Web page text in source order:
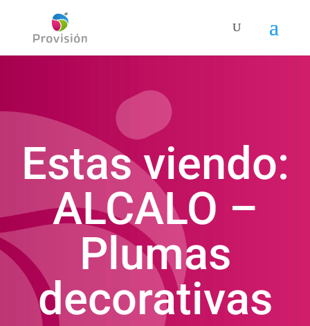
Estas viendo:
ALCALO –
Plumas
decorativas